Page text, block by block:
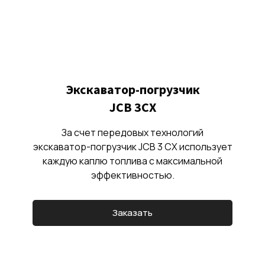
Экскаватор-погрузчик
JCB 3CX
За счет передовых технологий
экскаватор-погрузчик JCB 3 CX использует
каждую каплю топлива с максимальной
эффективностью.
Заказать